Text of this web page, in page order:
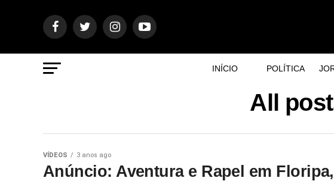
INÍCIO POLÍTICA
All
VÍDEOS 3 anos ago
Anúncio: Aventura e Rapel em